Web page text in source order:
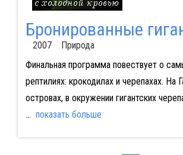
Бронированные
2007 Природа
Финальная программа повествует о
рептилиях: крокодилах и черепахах. На
островах, в окружении гигантских
... показать больше